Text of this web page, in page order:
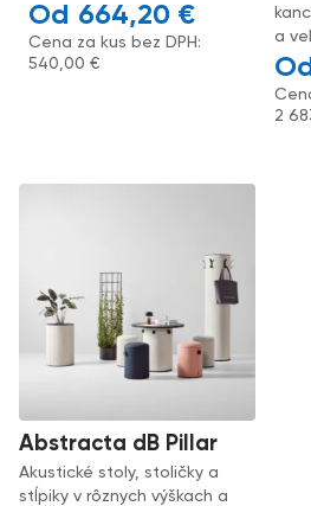
664,20 €
Cena za kus bez DPH:
540,00€
a
2
Abstracta dB Pillar
Akustické stoly, stoličky a
stĺpiky v rôznych výškach a